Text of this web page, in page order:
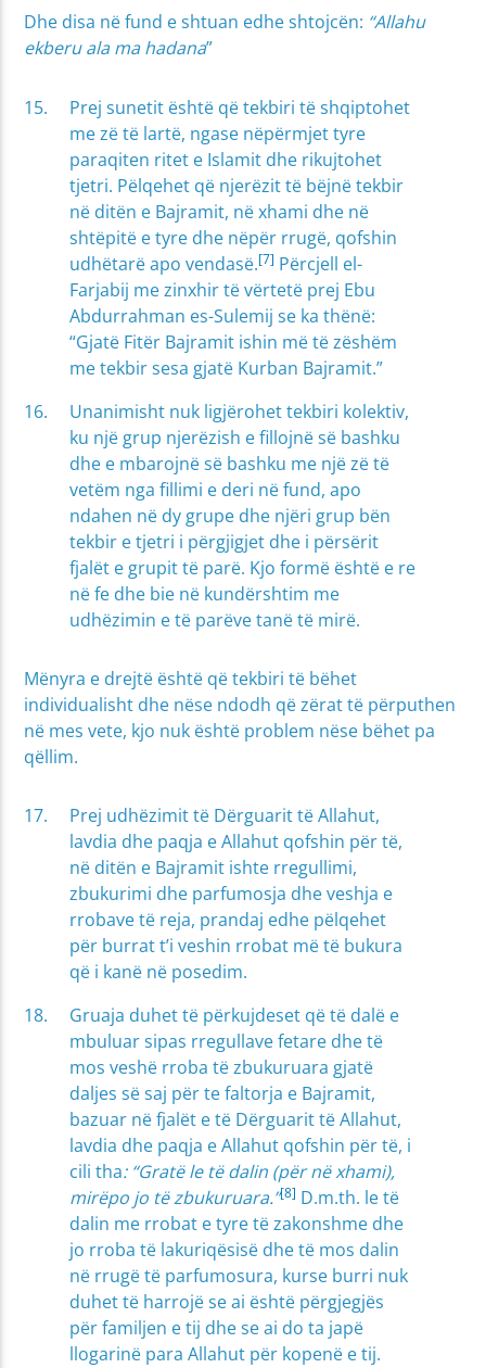
Dhe disa në fund e shtuan edhe shtojcën: “Allahu
ekberu ala ma hadana”
Prej sunetit është që tekbiri të shqiptohet
me zë të lartë, ngase nëpërmjet tyre
paraqiten ritet e Islamit dhe rikujtohet
tjetri. Pëlqehet që njerëzit të bëjnë tekbir
në ditën e Bajramit, në xhami dhe në
shtëpitë e tyre dhe nëpër rrugë, qofshin
udhëtarë apo vendasë.[7] Përcjell el-
Farjabij me zinxhir të vërtetë prej Ebu
Abdurrahman es-Sulemij se ka thënë:
“Gjatë Fitër Bajramit ishin më të zëshëm
me tekbir sesa gjatë Kurban Bajramit.”
Unanimisht nuk ligjërohet tekbiri kolektiv,
ku një grup njerëzish e fillojnë së bashku
dhe e mbarojnë së bashku me një zë të
vetëm nga fillimi e deri në fund, apo
ndahen në dy grupe dhe njëri grup bën
tekbir e tjetri i përgjigjet dhe i përsërit
fjalët e grupit të parë. Kjo formë është e re
në fe dhe bie në kundërshtim me
udhëzimin e të parëve tanë të mirë.
Mënyra e drejtë është që tekbiri të bëhet
individualisht dhe nëse ndodh që zërat të përputhen
në mes vete, kjo nuk është problem nëse bëhet pa
qëllim.
Prej udhëzimit të Dërguarit të Allahut,
lavdia dhe paqja e Allahut qofshin për të,
në ditën e Bajramit ishte rregullimi,
zbukurimi dhe parfumosja dhe veshja e
rrobave të reja, prandaj edhe pëlqehet
për burrat t’i veshin rrobat më të bukura
që i kanë në posedim.
Gruaja duhet të përkujdeset që të dalë e
mbuluar sipas rregullave fetare dhe të
mos veshë rroba të zbukuruara gjatë
daljes së saj për te faltorja e Bajramit,
bazuar në fjalët e të Dërguarit të Allahut,
lavdia dhe paqja e Allahut qofshin për të, i
cili tha: “Gratë le të dalin (për në xhami),
mirëpo jo të zbukuruara.”[8] D.m.th. le të
dalin me rrobat e tyre të zakonshme dhe
jo rroba të lakuriqësisë dhe të mos dalin
në rrugë të parfumosura, kurse burri nuk
duhet të harrojë se ai është përgjegjës
për familjen e tij dhe se ai do ta japë
llogarinë para Allahut për kopenë e tij.